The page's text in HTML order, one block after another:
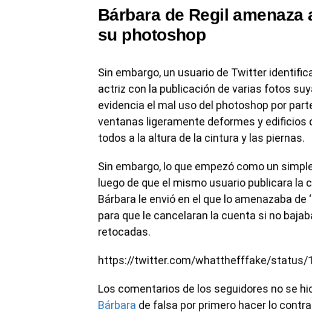
Bárbara de Regil
su photoshop
Sin embargo, un usuario de Twitter
actriz con la publicación de varias fotos
evidencia el mal uso del photoshop por
ventanas ligeramente deformes y edificios
todos a la altura de la cintura y las piernas.
Sin embargo, lo que empezó como un
luego de que el mismo usuario publicara la
Bárbara le envió en el que lo amenazaba
para que le cancelaran la cuenta si no
retocadas.
https://twitter.com/whatthefffake/status/
Los comentarios de los seguidores no se
Bárbara de falsa por primero hacer lo